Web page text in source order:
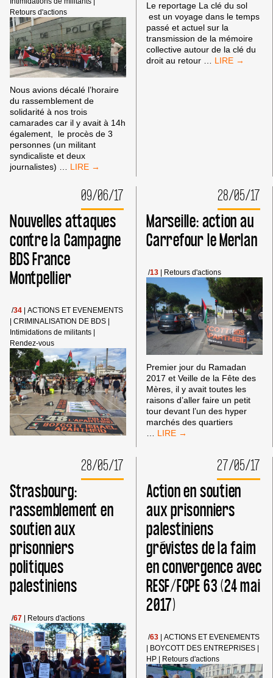
Retours d'actions
Nous avions décalé l’horaire
du rassemblement de
solidarité à nos trois
camarades car il y avait à 14h
également, le procès de 3
personnes (un militant
syndicaliste et deux
journalistes) … PROCÈS,
ACHARNEMENT
POLICIER
SUR
MILITANT,
À
MONTPELLIER
LA
CRIMINALISATION
DU
MOUVEMENT
BAT
SON
PLEIN
Le reportage La clé du sol
est un voyage dans le temps
passé et actuel sur la
transmission de la mémoire
collective autour de la clé du
droit au retour
« LA
09/06/17
Nouvelles attaques
contre la Campagne
BDS France
Montpellier
/34
ACTIONS ET EVENEMENTS
CRIMINALISATION DE BDS
Intimidations de militants
Rendez-vous
28/05/17
Marseille: action au
Carrefour le Merlan
/13 Retours d'actions
Premier jour du Ramadan
2017 et Veille de la Fête des
Mères, il y avait toutes les
raisons d’aller faire un petit
tour devant l’un des hyper
marchés des quartiers
… MARSEILLE:
MERLAN
28/05/17
Strasbourg:
rassemblement en
soutien aux
prisonniers
politiques
palestiniens
/67 Retours d'actions
27/05/17
Action en soutien
aux prisonniers
palestiniens
grévistes de la faim
en convergence avec
RESF/FCPE 63 (24 mai
2017)
/63
ACTIONS ET EVENEMENTS
BOYCOTT DES ENTREPRISES
HP
Retours d'actions